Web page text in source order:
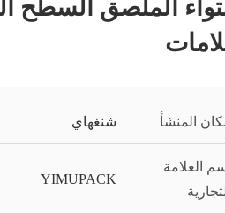
الملصق
المنشأ شنغهاي
العلامة
YIMUPACK